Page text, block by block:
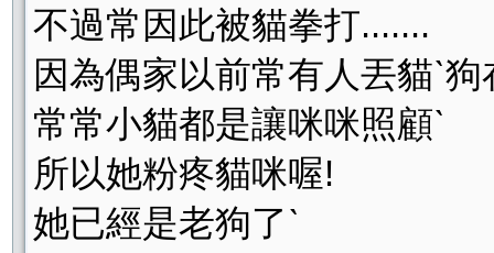
不過常因此被貓拳打.......
因為偶家以前常有人丟貓ˋ狗
常常小貓都是讓咪咪照顧ˋ
所以她粉疼貓咪喔!
她已經是老狗了ˋ